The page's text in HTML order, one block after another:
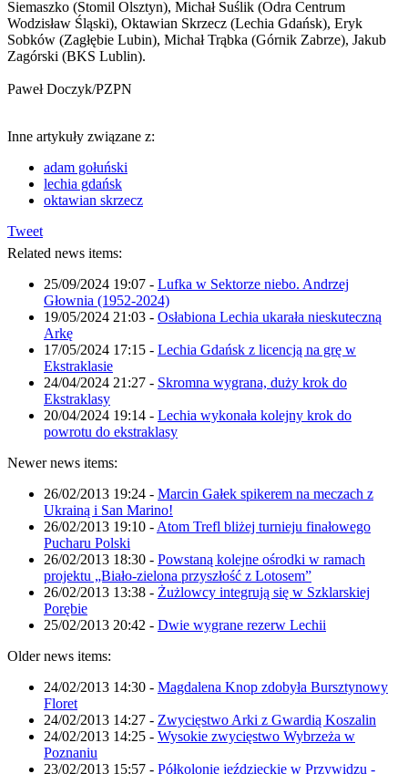
Siemaszko (Stomil Olsztyn), Michał Suślik (Odra Centrum
Wodzisław Śląski), Oktawian Skrzecz (Lechia Gdańsk), Eryk
Sobków (Zagłębie Lubin), Michał Trąbka (Górnik Zabrze), Jakub
Zagórski (BKS Lublin).
Paweł Doczyk/PZPN
Inne artykuły związane z:
adam gołuński
lechia gdańsk
oktawian skrzecz
Tweet
Related news items:
25/09/2024 19:07 - Lufka w Sektorze niebo. Andrzej
Głownia (1952-2024)
19/05/2024 21:03 - Osłabiona Lechia ukarała nieskuteczną
Arkę
17/05/2024 17:15 - Lechia Gdańsk z licencją na grę w
Ekstraklasie
24/04/2024 21:27 - Skromna wygrana, duży krok do
Ekstraklasy
20/04/2024 19:14 - Lechia wykonała kolejny krok do
powrotu do ekstraklasy
Newer news items:
26/02/2013 19:24 - Marcin Gałek spikerem na meczach z
Ukrainą i San Marino!
26/02/2013 19:10 - Atom Trefl bliżej turnieju finałowego
Pucharu Polski
26/02/2013 18:30 - Powstaną kolejne ośrodki w ramach
projektu „Biało-zielona przyszłość z Lotosem”
26/02/2013 13:38 - Żużlowcy integrują się w Szklarskiej
Porębie
25/02/2013 20:42 - Dwie wygrane rezerw Lechii
Older news items:
24/02/2013 14:30 - Magdalena Knop zdobyła Bursztynowy
Floret
24/02/2013 14:27 - Zwycięstwo Arki z Gwardią Koszalin
24/02/2013 14:25 - Wysokie zwycięstwo Wybrzeża w
Poznaniu
23/02/2013 15:57 - Półkolonie jeździeckie w Przywidzu -